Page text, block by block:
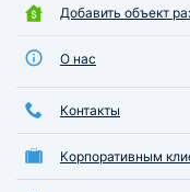
Добавить объект
О нас
Контакты
Корпоративным